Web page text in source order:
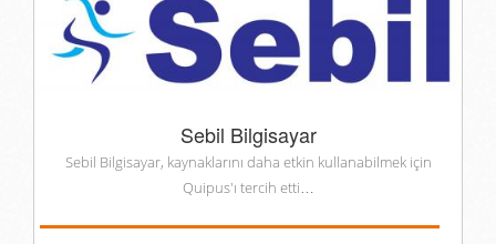
Sebil Bilgisayar
Sebil Bilgisayar, kaynaklarını daha etkin kullanabilmek için
Quipus'ı tercih etti…